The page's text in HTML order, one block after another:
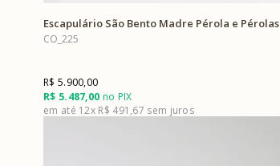
Escapulário São Bento Madre Pérola e Pérolas
CO_225
R$ 5.487,00 no PIX
R$ 5.900,00
12x R$ 491,67